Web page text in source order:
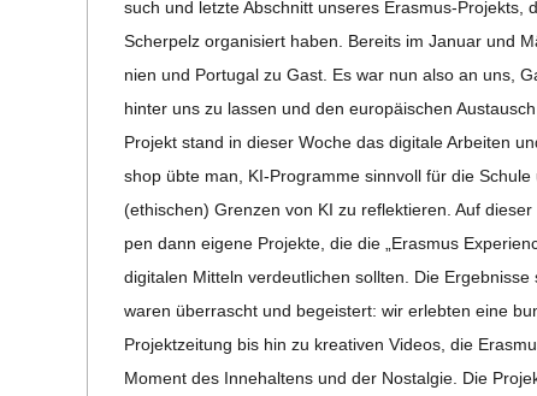
D
T
S
such und letzte Abschnitt unse­res Eras­­mus-
Scher­pelz orga­ni­siert haben. Bereits im Januar und
nien und Por­tu­gal zu Gast. Es war nun also an uns,
hin­ter uns zu las­sen und den euro­päi­schen
Pro­jekt stand in die­ser Woche das digi­tale Arbei­ten
shop übte man, KI-Pro­­gramme sinn­voll für die
(ethi­schen) Gren­zen von KI zu reflek­tie­ren. Auf
pen dann eigene Pro­jekte, die die „Eras­mus
digi­ta­len Mit­teln ver­deut­li­chen soll­ten. Die
waren über­rascht und begeis­tert: wir erleb­ten eine
Pro­­jek­t­­zei­­tung bis hin zu krea­ti­ven Videos, die
Moment des Inne­hal­tens und der Nost­al­gie. Die